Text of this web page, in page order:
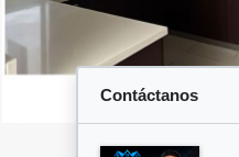
Contáctanos